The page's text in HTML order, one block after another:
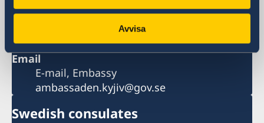
Avvisa
appointments by email to
ambassaden.kiev@gov.se
Email
E-mail, Embassy
ambassaden.kyjiv@gov.se
Swedish consulates